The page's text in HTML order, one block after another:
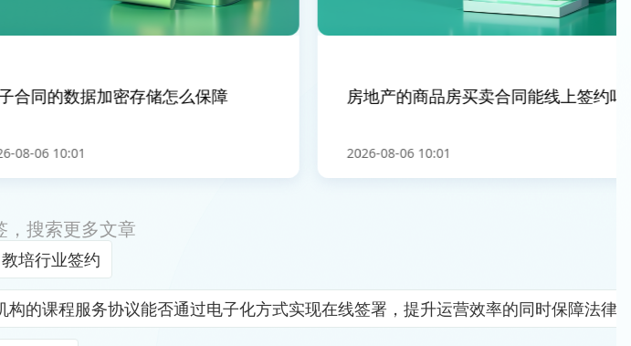
合同的数据加密存储怎么保障
06 10:01
房地产的商品房买卖合同能线上签约吗
2026-08-06 10:01
，搜索更多文章
教培行业签约
的课程服务协议能否通过电子化方式实现在线签署，提升运营效率的同时保障法律